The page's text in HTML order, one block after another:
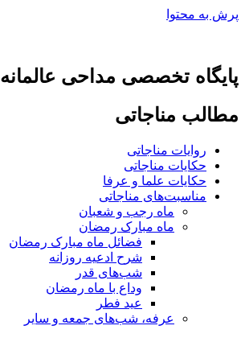
پرش به محتوا
پایگاه تخصصی مداحی عالمانه
مطالب مناجاتی
روایات مناجاتی
حکایات مناجاتی
حکایات علما و عرفا
مناسبت‌های مناجاتی
ماه رجب و شعبان
ماه مبارک رمضان
فضائل ماه مبارک رمضان
شرح ادعیه روزانه
شب‌های قدر
وداع با ماه رمضان
عید فطر
عرفه، شب‌های جمعه و سایر